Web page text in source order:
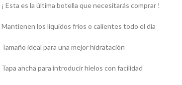
¡ Esta es la última botella que necesitarás comprar !
Mantienen los líquidos fríos o calientes todo el día
Tamaño ideal para una mejor hidratación
Tapa ancha para introducir hielos con facilidad